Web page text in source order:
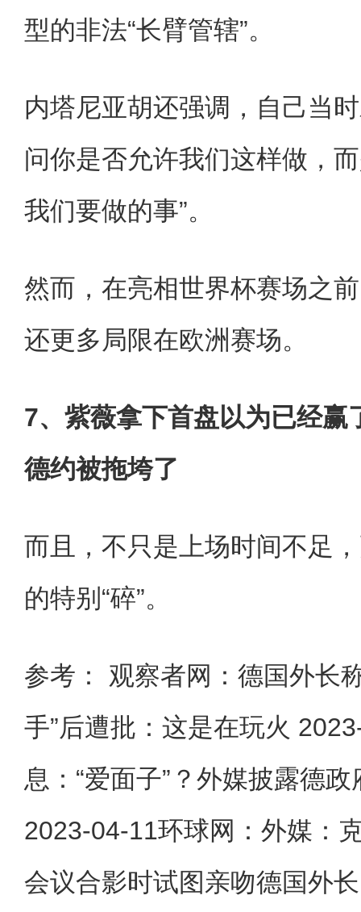
型的非法“长臂管辖”。
内塔尼亚胡还强调，自己当
问你是否允许我们这样做，
我们要做的事”。
然而，在亮相世界杯赛场之
还更多局限在欧洲赛场。
7、紫薇拿下首盘以为已经赢
德约被拖垮了
而且，不只是上场时间不足
的特别“碎”。
参考： 观察者网：德国外长
手”后遭批：这是在玩火
息：“爱面子”？外媒披露德政
2023-04-11环球网：外媒：
会议合影时试图亲吻德国外